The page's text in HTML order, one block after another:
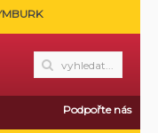
Podpořte nás